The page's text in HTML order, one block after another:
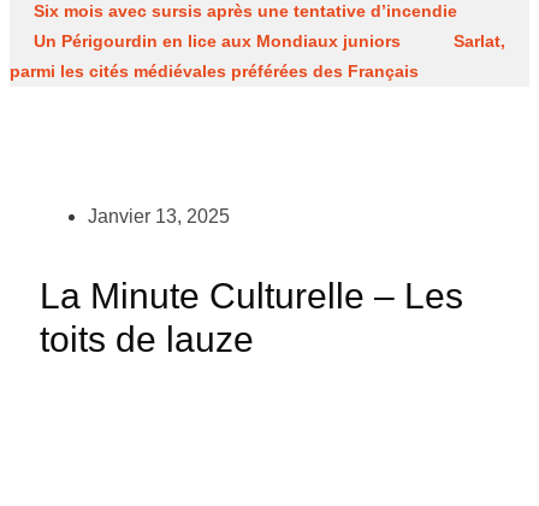
Six mois avec sursis après une tentative d’incendie
Un Périgourdin en lice aux Mondiaux juniors
Sarlat,
parmi les cités médiévales préférées des Français
Janvier 13, 2025
La Minute Culturelle – Les
toits de lauze